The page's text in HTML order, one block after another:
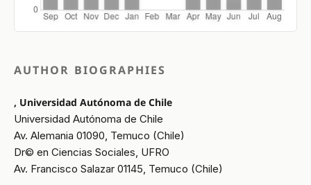
AUTHOR BIOGRAPHIES
, Universidad Autónoma de Chile
Universidad Autónoma de Chile
Av. Alemania 01090, Temuco (Chile)
Dr© en Ciencias Sociales, UFRO
Av. Francisco Salazar 01145, Temuco (Chile)